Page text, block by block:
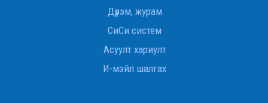
Дүрэм, журам
СиСи систем
Асуулт хариулт
И-мэйл шалгах